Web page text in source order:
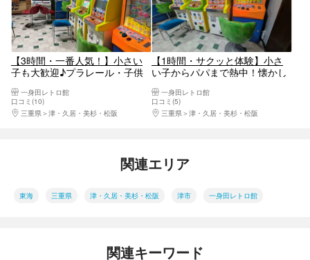
【3時間・一番人気！】小さい
子も大歓迎♪プラレール・子供
ラン★パパも熱中！平成レトロ
なパチンコ・スロット名機も大
集合♪雨の日の家族お出かけに
一身田レトロ館
口コミ(10)
三重県
津・久居・美杉・松阪
【1時間・サクッと体験】小さ
い子からパパまで熱中！懐かし
ラレールやワニワニパニック・
子供メダル機にファミコンも！
雨の日の屋内遊びや寄り道に♪
一身田レトロ館
口コミ(5)
三重県
津・久居・美杉・松阪
関連エリア
東海 三重県 津・久居・美杉・松阪 津市 一身田レトロ館
関連キーワード